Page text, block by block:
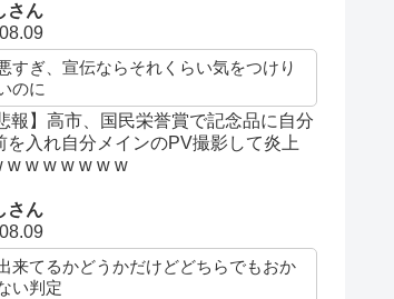
さん
すぎ、宣伝ならそれくらい気をつけり
のに
報】高市、国民栄誉賞で記念品に自分
を入れ自分メインのPV撮影して炎上
w w w w w w w
さん
来てるかどうかだけどどちらでもおか
い判定